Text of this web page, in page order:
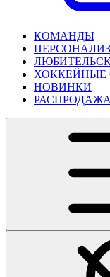
КОМАНДЫ
ХОККЕЙНЫЕ
НОВИНКИ
РАСПРОДАЖА